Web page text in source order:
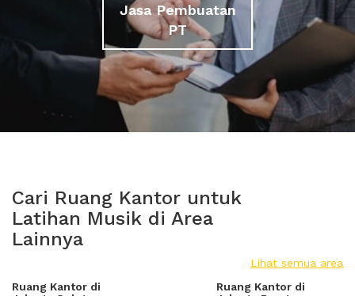
Jasa Pembuatan
PT
Cari Ruang Kantor untuk
Latihan Musik di Area
Lainnya
Lihat semua area
Ruang Kantor di
Ruang Kantor di